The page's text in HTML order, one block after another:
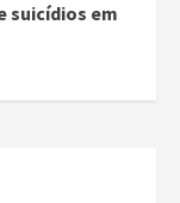
suicídios em